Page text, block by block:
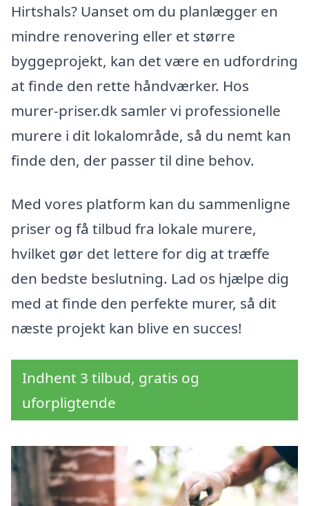
Hirtshals? Uanset om du planlægger en
mindre renovering eller et større
byggeprojekt, kan det være en udfordring
at finde den rette håndværker. Hos
murer-priser.dk samler vi professionelle
murere i dit lokalområde, så du nemt kan
finde den, der passer til dine behov.
Med vores platform kan du sammenligne
priser og få tilbud fra lokale murere,
hvilket gør det lettere for dig at træffe
den bedste beslutning. Lad os hjælpe dig
med at finde den perfekte murer, så dit
næste projekt kan blive en succes!
Indhent 3 tilbud, gratis og
uforpligtende